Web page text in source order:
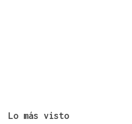
Lo más visto